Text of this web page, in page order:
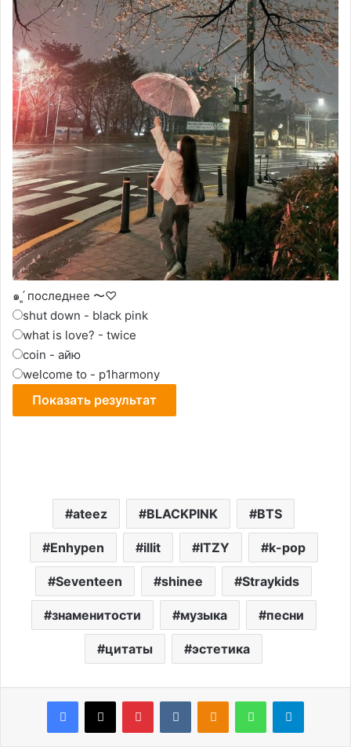
๑ˊ͈ последнее 〜♡
shut down - black pink
what is love? - twice
coin - айю
welcome to - p1harmony
ateez BLACKPINK BTS
Enhypen illit ITZY k-pop
Seventeen shinee Straykids
знаменитости музыка песни
цитаты эстетика